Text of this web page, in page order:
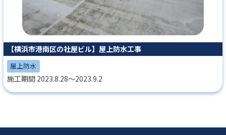
【横浜市港南区の社屋ビル】屋上防水工事
屋上防水
施工期間 2023.8.28～2023.9.2